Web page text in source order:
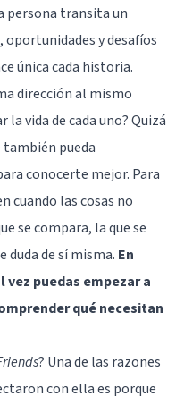
persona transita un
y desafíos
única cada historia.
dirección al mismo
vida de cada uno? Quizá
pueda
conocerte mejor. Para
cuando las cosas no
se compara, la que se
duda de sí misma. En
puedas empezar a
qué necesitan
? Una de las razones
con ella es porque